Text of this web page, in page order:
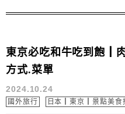
東京必吃和牛吃到飽┃
方式.菜單
2024.10.24
國外旅行 日本┃東京┃景點美食